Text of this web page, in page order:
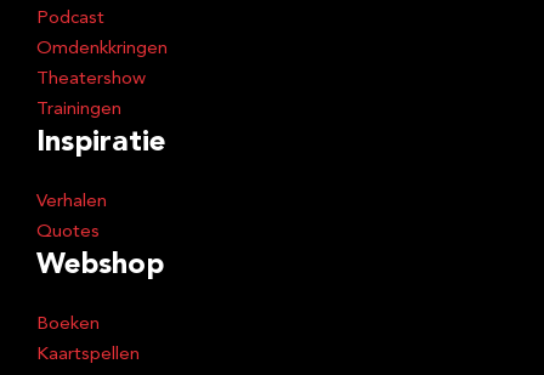
Podcast
Omdenkkringen
Theatershow
Trainingen
Inspiratie
Verhalen
Quotes
Webshop
Boeken
Kaartspellen